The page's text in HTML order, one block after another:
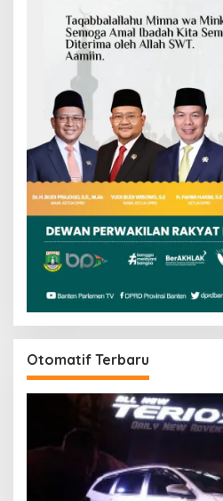
Otomatif Terbaru